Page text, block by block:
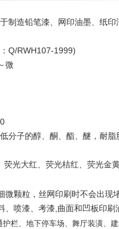
制造铅笔漆、网印油墨、纸
Q/RWH107-1999)
微
分子的醇、酮、酯、醚，耐
荧光大红、荧光桔红、荧光金
颗粒，丝网印刷时不会出现
、喷漆、考漆 曲面和凹板印刷
栏、地下停车场、舞厅装潢、
网版？这篇...
么处理？
么行业上呢...
最好？
能用多久？ 2025-06-10